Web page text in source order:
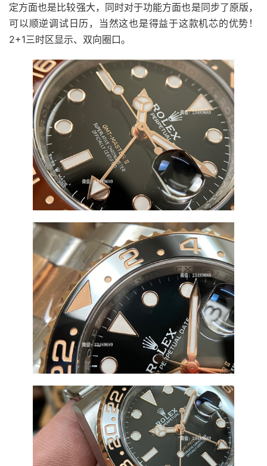
定方面也是比较强大，同时对于功能方面也是同步了原版，
可以顺逆调试日历，当然这也是得益于这款机芯的优势！
2+1三时区显示、双向圈口。